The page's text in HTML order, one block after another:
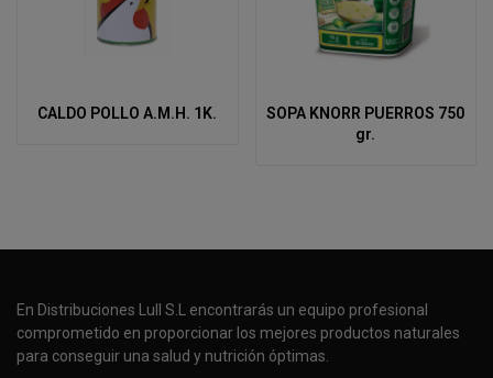
CALDO POLLO A.M.H. 1K.
SOPA KNORR PUERROS 750
gr.
En Distribuciones Lull S.L encontrarás un equipo profesional
comprometido en proporcionar los mejores productos naturales
para conseguir una salud y nutrición óptimas.